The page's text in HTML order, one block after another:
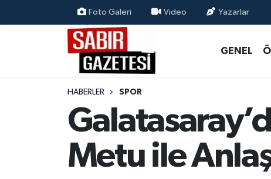
Foto Galeri Video Yazarlar
GENEL
HABERLER SPOR
Metu ile
ÖZEL HABER
MAGAZİN
EKONOMİ
Osmaniye Nöbetçi Eczaneler
Osmaniye Hava Durumu
Süper Lig Puan Durumu ve Fikstür
Tüm Manşetler